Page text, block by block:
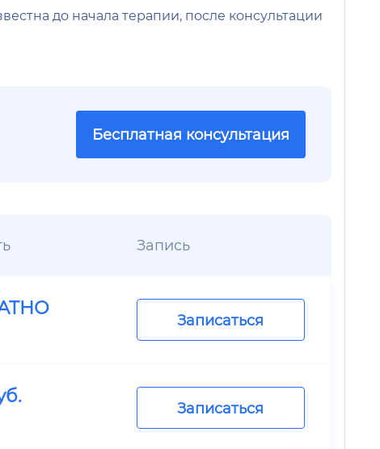
до начала терапии, после консультации
Бесплатная консультация
Запись
Записаться
Записаться